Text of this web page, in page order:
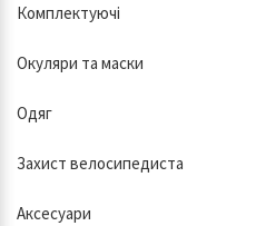
Комплектуючі
Окуляри та маски
Одяг
Захист велосипедиста
Аксесуари